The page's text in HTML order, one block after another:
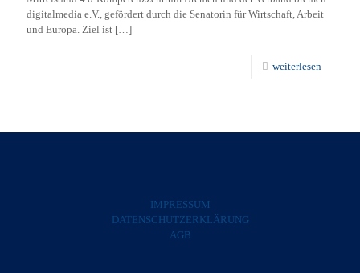
digitalmedia e.V., gefördert durch die Senatorin für Wirtschaft, Arbeit
und Europa. Ziel ist […]
weiterlesen
IMPRESSUM
DATENSCHUTZERKLÄRUNG
AGB